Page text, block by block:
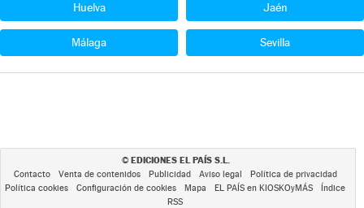
Huelva Jaén
Málaga Sevilla
© EDICIONES EL PAÍS S.L.
Contacto Venta de contenidos Publicidad Aviso legal
Política de privacidad
Política cookies
Configuración de cookies Mapa EL PAÍS en KIOSKOyMÁS
Índice
RSS